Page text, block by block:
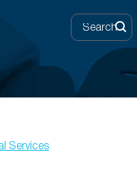
Services